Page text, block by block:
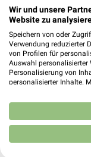
Küchentrends
Gültig bis Mi. 30.09.
XXXLutz
Wir und unsere
Website zu
Speichern von oder
Verwendung reduzierter
von Profilen für
Auswahl personalisierter
Personalisierung von
personalisierter Inhalte.
Kombinationen von
Verbesserung der
von Inhalten.
Daten können außerhalb